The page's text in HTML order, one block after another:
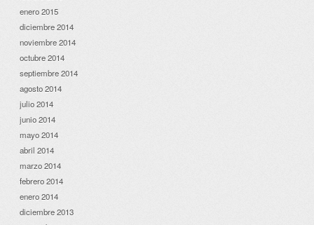
enero 2015
diciembre 2014
noviembre 2014
octubre 2014
septiembre 2014
agosto 2014
julio 2014
junio 2014
mayo 2014
abril 2014
marzo 2014
febrero 2014
enero 2014
diciembre 2013